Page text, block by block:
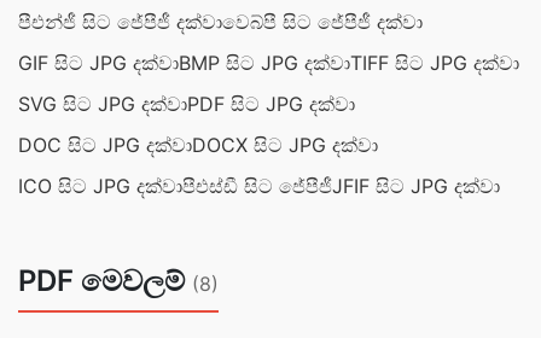
පීඑන්ජී සිට ජේපීජී දක්වාවෙබ්පී සිට ජේපීජී දක්වා
GIF සිට JPG දක්වාBMP සිට JPG දක්වාTIFF සිට JPG දක්වා
SVG සිට JPG දක්වාPDF සිට JPG දක්වා
DOC සිට JPG දක්වාDOCX සිට JPG දක්වා
ICO සිට JPG දක්වාපීඑස්ඩී සිට ජේපීජීJFIF සිට JPG දක්වා
PDF මෙවලම් (8)